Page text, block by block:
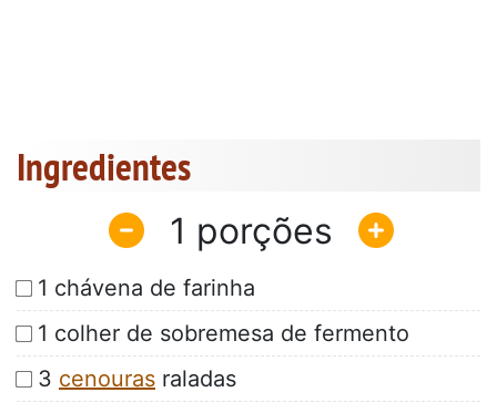
Ingredientes
1
1 chávena de farinha
1 colher de sobremesa de fermento
3 cenouras raladas